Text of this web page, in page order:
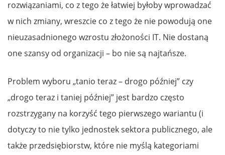
rozwiązaniami, co z tego że łatwiej byłoby wprowadzać
w nich zmiany, wreszcie co z tego że nie powodują one
nieuzasadnionego wzrostu złożoności IT. Nie dostaną
one szansy od organizacji – bo nie są najtańsze.
Problem wyboru „tanio teraz – drogo później” czy
„drogo teraz i taniej później” jest bardzo często
rozstrzygany na korzyść tego pierwszego wariantu (i
dotyczy to nie tylko jednostek sektora publicznego, ale
także przedsiębiorstw, które nie myślą kategoriami